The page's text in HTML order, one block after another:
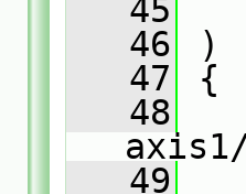
   45
   46
)
   47
{
   48
   49